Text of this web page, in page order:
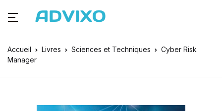
Accueil Livres Sciences et Techniques
Cyber Risk
Manager